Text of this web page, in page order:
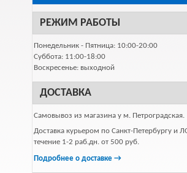
РЕЖИМ РАБОТЫ
Понедельник - Пятница: 10:00-20:00
Суббота: 11:00-18:00
Воскресенье: выходной
ДОСТАВКА
Самовывоз из магазина у м. Петроградская.
Доставка курьером по Санкт-Петербургу и
течение 1-2 раб.дн. от 500 руб.
Подробнее о доставке →